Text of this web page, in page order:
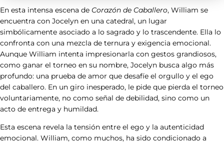
Si, es precioso.
00:00:29:00
Sentí lo mismo con la carta que me
enviaste
00:00:32:00
En esta intensa escena de Corazón de Caballero, William se
encuentra con Jocelyn en una catedral, un lugar
simbólicamente asociado a lo sagrado y lo trascendente. Ella lo
confronta con una mezcla de ternura y exigencia emocional.
Aunque William intenta impresionarla con gestos grandiosos,
como ganar el torneo en su nombre, Jocelyn busca algo más
profundo: una prueba de amor que desafíe el orgullo y el ego
del caballero. En un giro inesperado, le pide que pierda el torneo
voluntariamente, no como señal de debilidad, sino como un
acto de entrega y humildad.
Esta escena revela la tensión entre el ego y la autenticidad
emocional. William, como muchos, ha sido condicionado a